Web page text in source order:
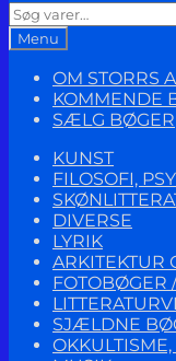
Søg
efter:
Menu
OM STORRS
KOMMENDE
SÆLG BØGER
KUNST
FILOSOFI,
DIVERSE
LYRIK
ARKITEKTUR
FOTOBØGER
SJÆLDNE